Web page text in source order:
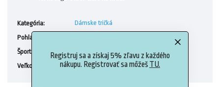
Registruj sa a získaj 5% zľavu z každého
nákupu. Registrovať sa môžeš TU.
Kategória:
Dámske tričká
Pohlavie
Šport:
Tréning
Veľkosť
S (34-36), M (38-40), XL (46-48)